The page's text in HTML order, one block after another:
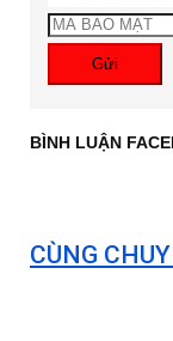
Gửi
BÌNH LUẬN
CÙNG